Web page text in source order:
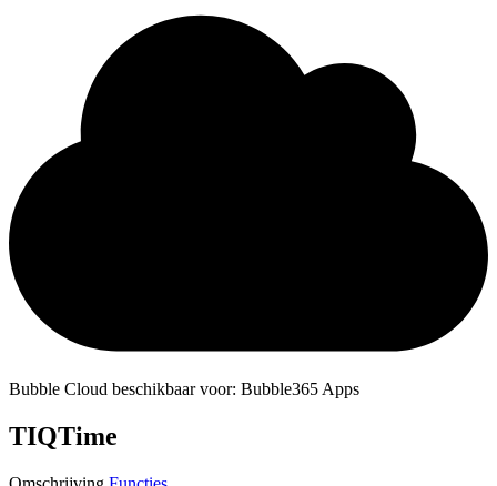
Bubble Cloud beschikbaar voor: Bubble365 Apps
TIQTime